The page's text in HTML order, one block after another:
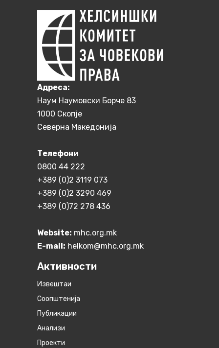
Aдреса:
Наум Наумовски Борче 83
1000 Скопје
Северна Македонија
Телефони
0800 44 222
+389 (0)2 3119 073
+389 (0)2 3290 469
+389 (0)72 278 436
Website: mhc.org.mk
E-mail: helkom@mhc.org.mk
Активности
Извештаи
Соопштенија
Публикации
Анализи
Проекти